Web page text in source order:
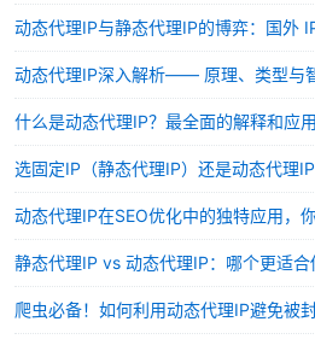
动态代理IP深入解析—— 原理、类型与
什么是动态代理IP？最全面的解释和应
动态代理IP在SEO优化中的独特应用，
静态代理IP vs 动态代理IP：哪个更适合
爬虫必备！如何利用动态代理IP避免被